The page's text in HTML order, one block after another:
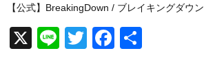
【公式】BreakingDown / ブレイキングダウン
X
Li
T
F